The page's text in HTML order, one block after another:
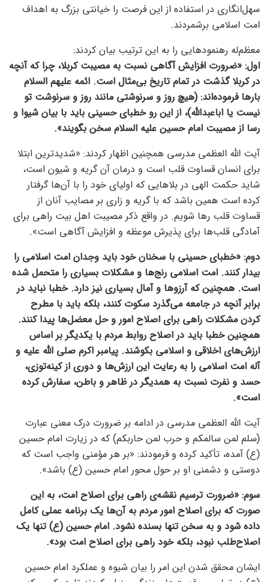
سهل‌انگاری در استفاده از این فرصت را خیانتی بزرگ به اهداف
امت اسلامی برشمردند.
معظم‌له رهنمودهایی را به این ترتیب بیان کردند:
اول: «ضرورت افزایش آگاهی نسبت به مصیبت کربلا، چرا که آنچه
در کربلا گذشت در تمام تاریخ بی‌مثال است. ائمه علیهم السلام
بارها فرموده‌اند: (هیچ روز و سرنوشتی مانند روز و سرنوشت تو
نیست یا اباعبدالله)، از این رو خطبای حسینی باید با بیان شیوا و
رسا از مصیبت امام حسین علیه السلام سخن بگویند».
آیت الله العظمی مدرسی همچنین اظهار کردند: «شدیدترین ابتلا
برای انسان قساوت قلب است و درمان آن گریه و شیون است،
شاید حکمت الهی در بلاهایی که اولیای خود را با آن‌ها گرفتار
کرده است همین باشد که با گریه و زاری بر مصایب آنان از
قساوت قلب رها شویم. در واقع ذکر مصیبت اهل بیت راهی برای
آمادگی قلب‌ها برای پذیرش موعظه و افزایش آگاهی است».
دوم: «خطبای حسینی با سخنان خود باید وجدان امت اسلامی را
بیدار کنند. امت اسلامی رنج‌ها و مشکلات بسیاری را متحمل شده
است. همچنین که آرزوها و آمال بسیاری نیز دارد. خطبا نباید در
برابر آنچه در جامعه می‌گذرد سکوت کنند، بلکه باید با مطرح
کردن مشکلات راهی برای اصلاح امور و حل معضل‌ها پیدا کنند.
همچنین خطبا باید در اصلاح روابط مردم با یکدیگر بر اساس
ارزش‌های اخلاقی و اسلامی بکوشند. پیامبر اکرم صلی الله علیه و
آله امت اسلامی را به رعایت این ارزش‌ها و دوری از کینه‌توزی،
حسد و نفرت نسبت به همدیگر در ظاهر و باطن، سفارش کرده
است».
آیت الله العظمی مدرسی در ادامه بر ضرورت درک معنی عبارت
(سلم لمن سالمکم و حرب لمن حاربکم) که در زیارت امام حسین
(ع) آمده، تأکید کرده و فرمودند: «بر هر مؤمنی واجب است که
دوستی و دشمنی او بر حول محور امام حسین (ع) باشد».
سوم: «ضرورت ترسیم نقشه‌ی راهی برای اصلاح امت، به این
صورت که برای اصلاح امور مردم به آن‌ها یک برنامه عملی کامل
داده شود و به سخن تنها بسنده نشود. امام حسین (ع) تنها یک
اصلاح‌طلب نبود، بلکه خود راهی برای اصلاح امت بود».
ایشان محقق شدن این امر را بیان شیوه و عملکرد امام حسین